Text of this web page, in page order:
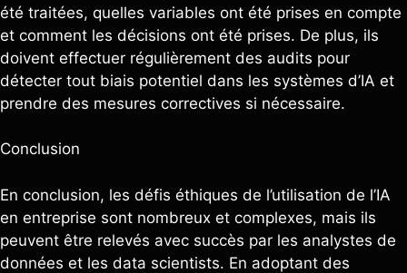
été traitées, quelles variables ont été prises en compte
et comment les décisions ont été prises. De plus, ils
doivent effectuer régulièrement des audits pour
détecter tout biais potentiel dans les systèmes d’IA et
prendre des mesures correctives si nécessaire.
Conclusion
En conclusion, les défis éthiques de l’utilisation de l’IA
en entreprise sont nombreux et complexes, mais ils
peuvent être relevés avec succès par les analystes de
données et les data scientists. En adoptant des